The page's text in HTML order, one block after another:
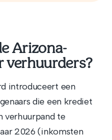
Arizona-
verhuurders?
introduceert een
die een krediet
verhuurpand te
2026 (inkomsten